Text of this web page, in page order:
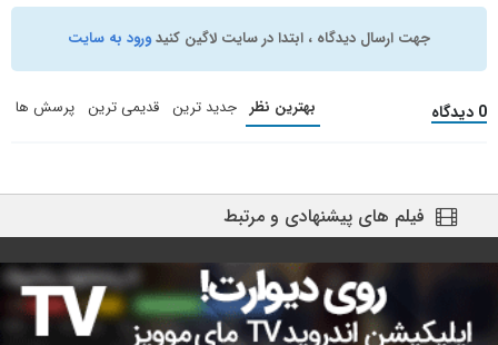
جهت ارسال دیدگاه ، ابتدا در سایت لاگین کنیدورود به سایت
0 دیدگاه بهترین نظر جدید ترین قدیمی ترین پرسش ها
فیلم های پیشنهادی و مرتبط